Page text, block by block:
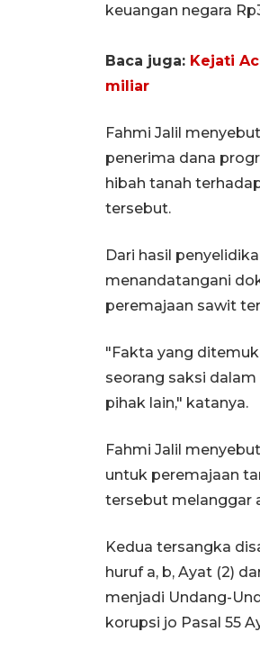
keuangan negara
Baca juga: Kejati
miliar
Fahmi Jalil
penerima dana
hibah tanah
tersebut.
Dari hasil
menandatangani
peremajaan sawit
"Fakta yang
seorang saksi
pihak lain," katanya.
Fahmi Jalil
untuk peremajaan
tersebut melanggar
Kedua tersangka
huruf a, b, Ayat (2)
menjadi Undang-
korupsi jo Pasal 55